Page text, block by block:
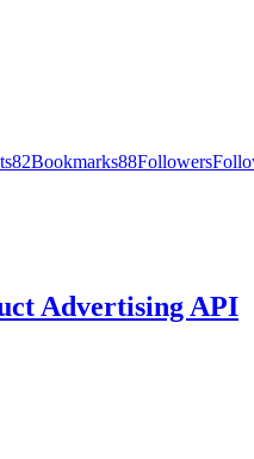
82Bookmarks88Followers
Advertising API